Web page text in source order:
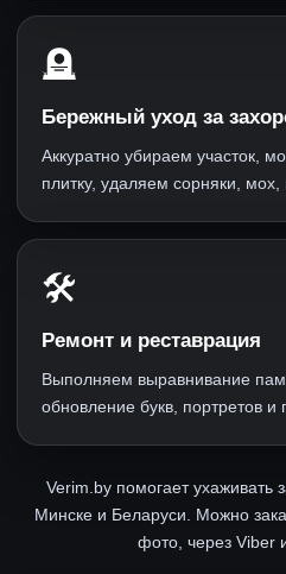
🪦
Бережный уход за
Аккуратно убираем участок,
плитку, удаляем сорняки, мох,
🛠
Ремонт и реставрация
Выполняем выравнивание
обновление букв, портретов и
Verim.by помогает ухаживать
Минске и Беларуси. Можно
фото, через Viber